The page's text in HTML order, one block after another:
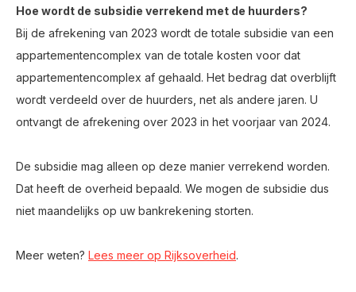
Hoe wordt de subsidie verrekend met de huurders?
Bij de afrekening van 2023 wordt de totale subsidie van een
appartementencomplex van de totale kosten voor dat
appartementencomplex af gehaald. Het bedrag dat overblijft
wordt verdeeld over de huurders, net als andere jaren. U
ontvangt de afrekening over 2023 in het voorjaar van 2024.
De subsidie mag alleen op deze manier verrekend worden.
Dat heeft de overheid bepaald. We mogen de subsidie dus
niet maandelijks op uw bankrekening storten.
Meer weten? Lees meer op Rijksoverheid.